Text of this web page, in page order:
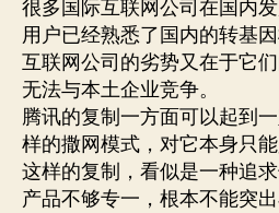
很多国际互联网公司在国内
用户已经熟悉了国内的转基
互联网公司的劣势又在于它
无法与本土企业竞争。
腾讯的复制一方面可以起到
样的撒网模式，对它本身只能
这样的复制，看似是一种追
产品不够专一，根本不能突出